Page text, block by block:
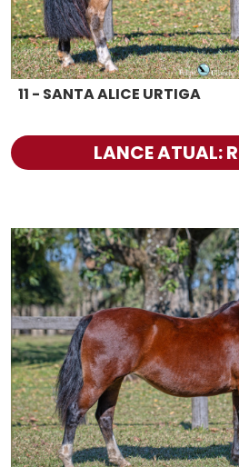
11 - SANTA ALICE URTIGA
LANCE ATUAL: